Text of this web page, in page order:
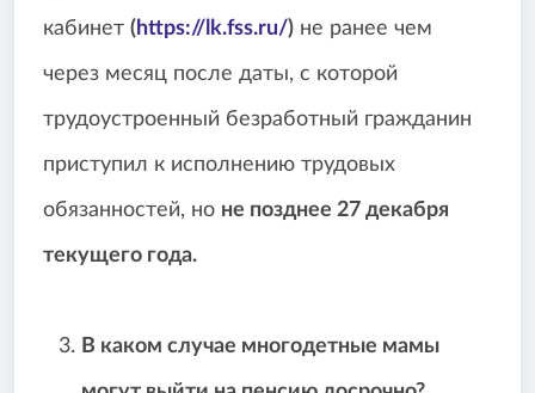
кабинет ( https://lk.fss.ru/) не ранее чем
через месяц после даты, с которой
трудоустроенный безработный гражданин
приступил к исполнению трудовых
обязанностей, но не позднее 27 декабря
текущего года.
В каком случае многодетные мамы